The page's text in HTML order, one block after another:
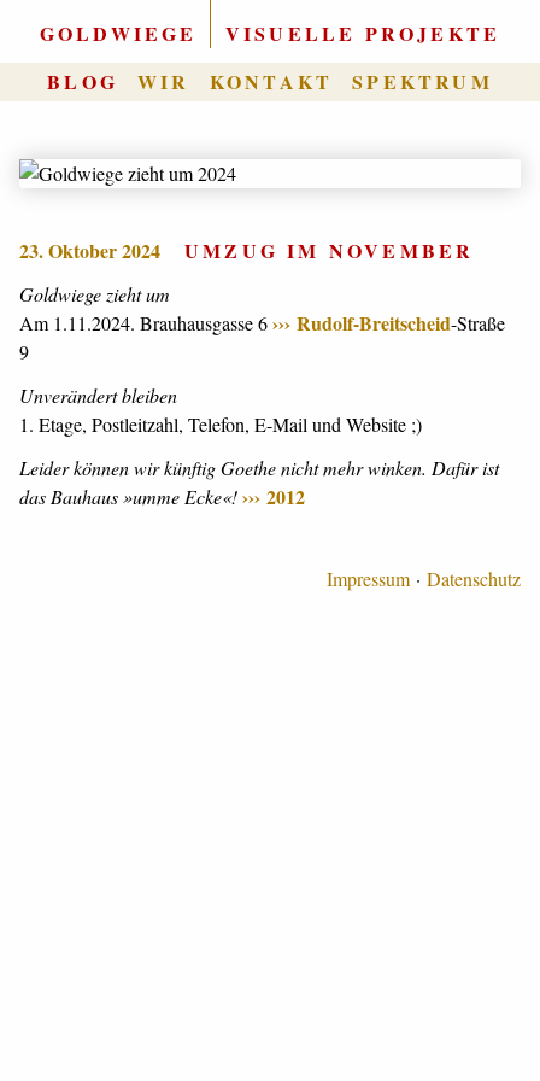
GOLDWIEGE
VISUELLE PROJEKTE
BLOG
WIR KONTAKT SPEKTRUM
23. Oktober 2024 UMZUG IM NOVEMBER
Goldwiege zieht um
Am 1.11.2024. Brauhausgasse 6
Rudolf-Breitscheid-Straße
9
Unverändert bleiben
1. Etage, Postleitzahl, Telefon, E-Mail und Website ;)
Leider können wir künftig Goethe nicht mehr winken. Dafür ist
das Bauhaus »umme Ecke«!
2012
Impressum Datenschutz